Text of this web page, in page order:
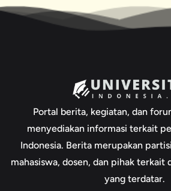
Portal berita, kegiatan, dan
menyediakan informasi terkait
Indonesia. Berita merupakan
mahasiswa, dosen, dan pihak terkait
yang terdatar.